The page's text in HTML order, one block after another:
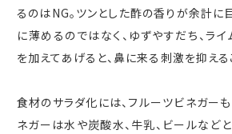
るのはNG。ツンとした酢の香りが余計に
に薄めるのではなく、ゆずやすだち、ラ
を加えてあげると、鼻に来る刺激を抑える
食材のサラダ化には、フルーツビネガー
ネガーは水や炭酸水、牛乳、ビールなど